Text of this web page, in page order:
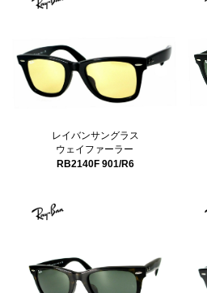
レイバンサングラス
ウェイファーラー
RB2140F 901/R6